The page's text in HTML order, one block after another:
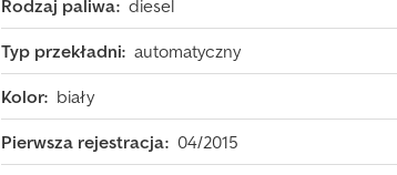
Rodzaj paliwa: diesel
Typ przekładni: automatyczny
Kolor: biały
Pierwsza rejestracja: 04/2015